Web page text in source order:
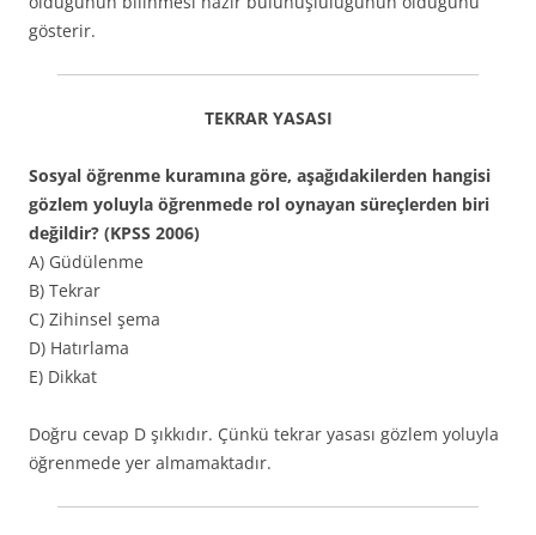
gösterir.
TEKRAR YASASI
Sosyal öğrenme kuramına göre, aşağıdakilerden hangisi
gözlem yoluyla öğrenmede rol oynayan süreçlerden biri
değildir? (KPSS 2006)
A) Güdülenme
B) Tekrar
C) Zihinsel şema
D) Hatırlama
E) Dikkat
Doğru cevap D şıkkıdır. Çünkü tekrar yasası gözlem yoluyla
öğrenmede yer almamaktadır.